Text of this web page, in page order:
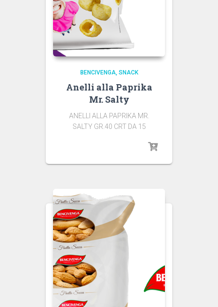
BENCIVENGA SNACK
Anelli alla Paprika
Mr. Salty
ANELLI ALLA PAPRIKA MR.
SALTY GR.40 CRT DA 15